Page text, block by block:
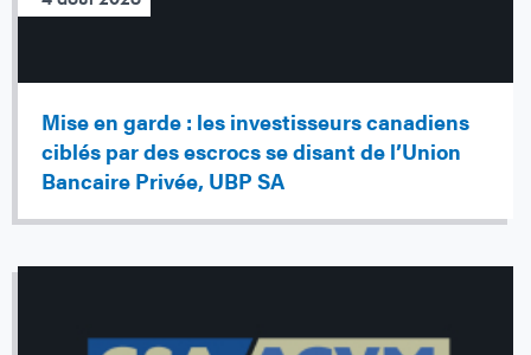
Mise en garde : les investisseurs canadiens
ciblés par des escrocs se disant de l’Union
Bancaire Privée, UBP SA